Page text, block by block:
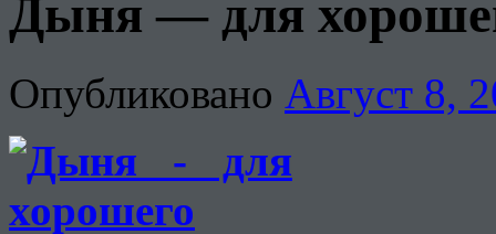
Дыня — для
Опубликовано Август 8,